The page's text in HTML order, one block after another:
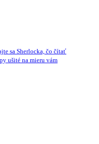
sa Sherlocka, čo čítať
ušité na mieru vám